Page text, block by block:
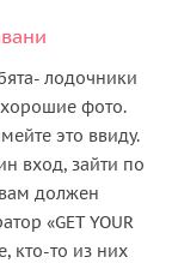
лодочники
фото.
это ввиду.
вход, зайти по
вам должен
«GET YOUR
кто-то из них